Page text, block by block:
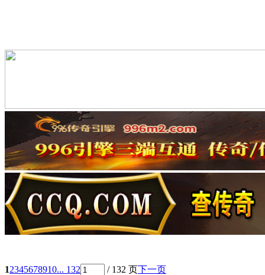
12345678910... 132 / 132 页下一页